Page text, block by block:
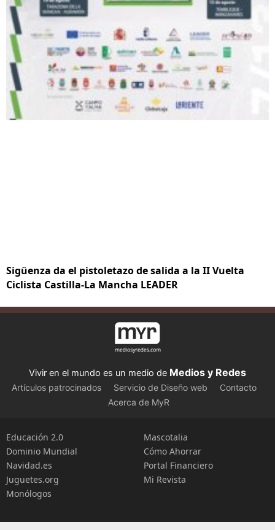
Sigüenza da el pistoletazo de salida a la II Vuelta
Ciclista Castilla-La Mancha LEADER
Vivir en el mundo es un medio de Medios y Redes
Artículos patrocinados Servicio de Diseño web
Contacto
Acerca de MyR
Educación 2.0
Dominio Mundial
Navidad.es
Juguetes.org
Monólogos
Mascotalia
Cómo Ahorrar
Portal Financiero
Mi Revista